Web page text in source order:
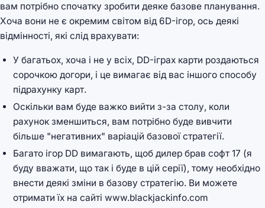
вам потрібно спочатку зробити деяке базове планування.
Хоча вони не є окремим світом від 6D-ігор, ось деякі
відмінності, які слід врахувати:
У багатьох, хоча і не у всіх, DD-іграх карти роздаються
сорочкою догори, і це вимагає від вас іншого способу
підрахунку карт.
Оскільки вам буде важко вийти з-за столу, коли
рахунок зменшиться, вам потрібно буде вивчити
більше "негативних" варіацій базової стратегії.
Багато ігор DD вимагають, щоб дилер брав софт 17 (я
буду вважати, що так і буде в цій серії), тому необхідно
внести деякі зміни в базову стратегію. Ви можете
отримати їх на сайті www.blackjackinfo.com